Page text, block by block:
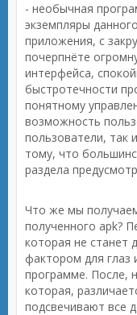
- необычная
экземпляры
приложения, с
почерпнёте
интерфейса,
быстротечности
понятному
возможность
пользователи, так
тому, что
раздела
Что же мы
полученного apk?
которая не станет
фактором для глаз
программе. После,
которая,
подсвечивают все